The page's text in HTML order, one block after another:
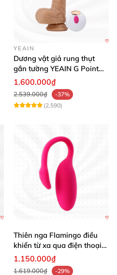
YEAIN
Dương vật giả rung thụt
gắn tường YEAIN G Point
siêu thực điều khiển từ xa
1.600.000₫
2.539.000₫
-37%
(2,590)
Thiên nga Flamingo điều
khiển từ xa qua điện thoại
cực dễ dàng
1.150.000₫
1.619.000₫
-29%